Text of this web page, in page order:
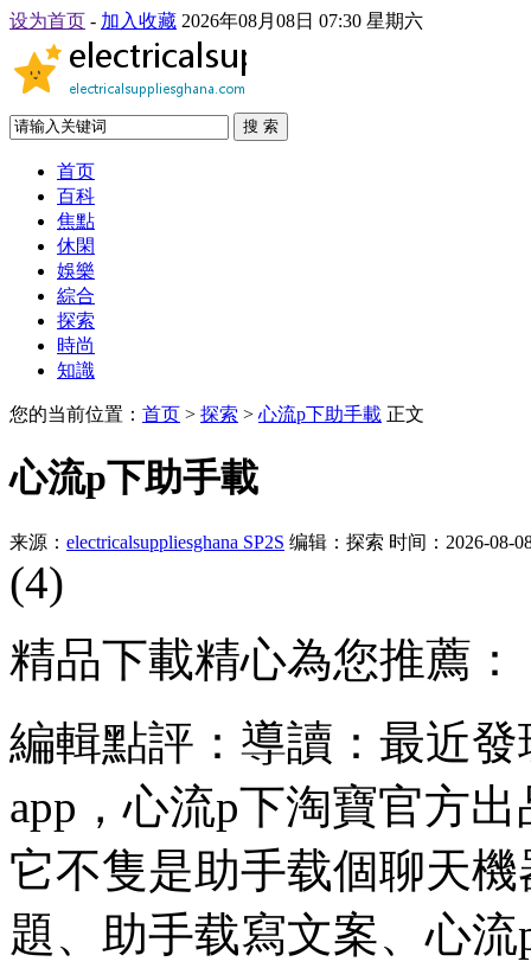
设为首页 - 加入收藏 2026年08月08日 07:30 星期六
搜 索
首页
百科
焦點
休閑
娛樂
綜合
探索
時尚
知識
您的当前位置： 首页 > 探索 > 心流p下助手載 正文
心流p下助手載
来源： electricalsuppliesghana SP2S 编辑：探索 时间：2026-08-
(4)
精品下載精心為您推薦：
編輯點評：導讀：最近
app，心流p下淘寶官方
它不隻是助手载個聊天
題、助手载寫文案、心